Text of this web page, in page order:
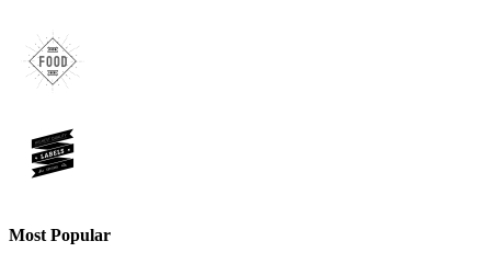
Most Popular